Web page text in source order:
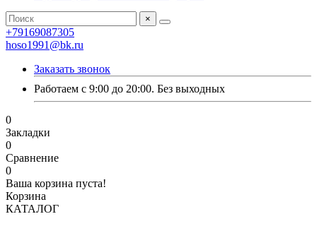
×
+79169087305
hoso1991@bk.ru
Заказать звонок
Работаем с 9:00 до 20:00. Без выходных
0
Закладки
0
Сравнение
0
Ваша корзина пуста!
Корзина
КАТАЛОГ